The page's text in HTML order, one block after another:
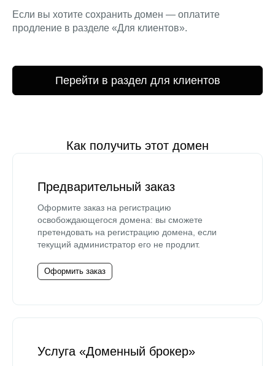
Если вы хотите сохранить домен — оплатите
продление в разделе «Для клиентов».
Перейти в раздел для клиентов
Как получить этот домен
Предварительный заказ
Оформите заказ на регистрацию
освобождающегося домена: вы сможете
претендовать на регистрацию домена, если
текущий администратор его не продлит.
Оформить заказ
Услуга «Доменный брокер»